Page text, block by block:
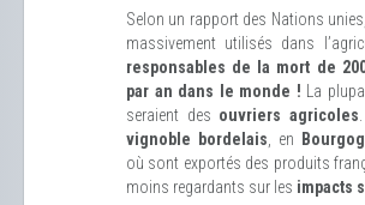
Selon un rapport des Nations unies,
massivement utilisés dans
responsables de la mort de
par an dans le monde ! La
seraient des ouvriers agricoles
vignoble bordelais , en
où sont exportés des produits
moins regardants sur les impacts